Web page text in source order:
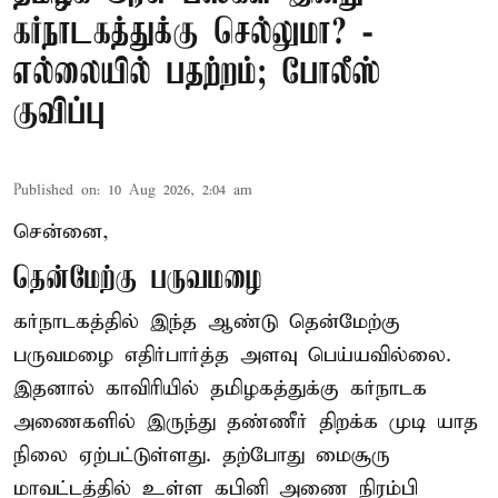
கர்நாடகத்துக்கு செல்லுமா? -
எல்லையில் பதற்றம்; போலீஸ்
குவிப்பு
Published on: 10 Aug 2026, 2:04 am
சென்னை,
தென்மேற்கு பருவமழை
கர்நாடகத்தில் இந்த ஆண்டு தென்மேற்கு
பருவமழை எதிர்பார்த்த அளவு பெய்யவில்லை.
இதனால் காவிரியில் தமிழகத்துக்கு கர்நாடக
அணைகளில் இருந்து தண்ணீர் திறக்க முடி யாத
நிலை ஏற்பட்டுள்ளது. தற்போது மைசூரு
மாவட்டத்தில் உள்ள கபினி அணை நிரம்பி